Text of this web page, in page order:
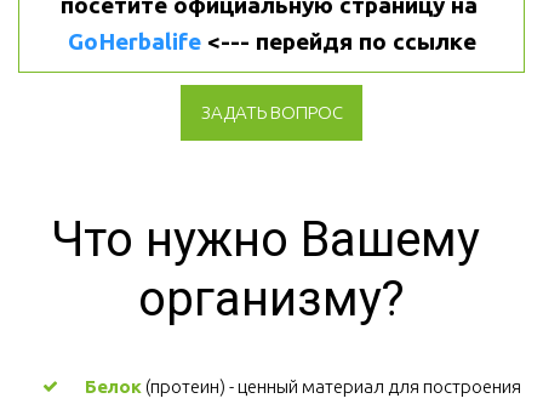
GoHerbalife <--- перейдя по ссылке
ЗАДАТЬ ВОПРОС
Что нужно Вашему
организму?
Белок (протеин) - ценный материал для построения